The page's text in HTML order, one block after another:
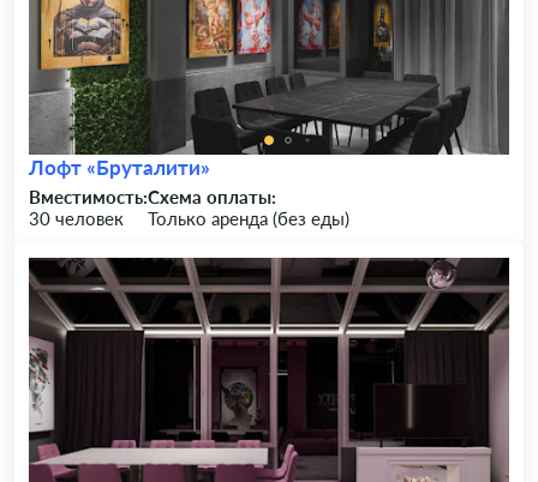
Лофт «Бруталити»
Вместимость:
30 человек
Схема оплаты:
Только аренда (без еды)